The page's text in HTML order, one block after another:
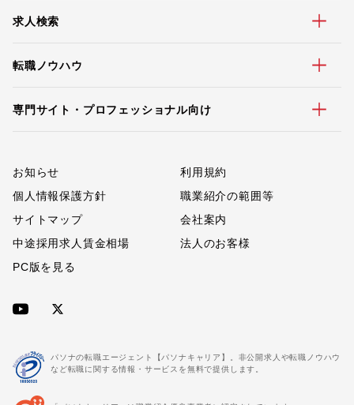
求人検索
転職ノウハウ
専門サイト・プロフェッショナル向け
お知らせ
利用規約
個人情報保護方針
職業紹介の範囲等
サイトマップ
会社案内
中途採用求人賃金相場
法人のお客様
PC版を見る
パソナの転職エージェント【パソナキャリア】。非公開求人や転職ノウハウ
など転職に関する情報・サービスを無料で提供します。